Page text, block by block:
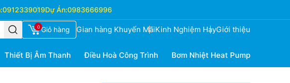
0912339019Dự Án:0983666996
0 Giỏ hàng Gian hàng Khuyến MãiKinh Nghiệm HayGiới thiệu
Thiết Bị Âm Thanh Điều Hoà Công Trình Bơm Nhiệt Heat Pump